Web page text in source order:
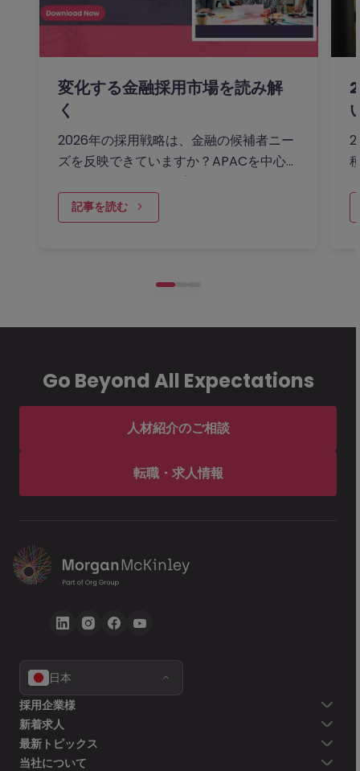
変化する金融採用市場を読み解
く
2026年の採用戦略は、金融の候補者ニー
ズを反映できていますか？APACを中心
としたスキルギャップ、採用トレンド、
年収動向について、日本、香港、中国本
土（上海）、シンガポール、オーストラ
記事を読む
Go Beyond All Expectations
人材紹介のご相談
転職・求人情報
日本
採用企業様
新着求人
最新トピックス
当社について